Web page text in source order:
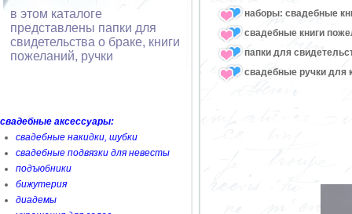
в этом каталоге
представлены папки для
свидетельства о браке, книги
пожеланий, ручки
свадебные аксессуары:
свадебные накидки, шубки
свадебные подвязки для невесты
подъюбники
бижутерия
диадемы
наборы: свадебные
свадебные книги
папки для
свадебные ручки для